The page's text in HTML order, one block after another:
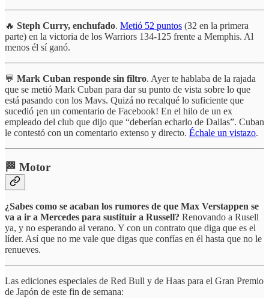
🔥 Steph Curry, enchufado. Metió 52 puntos (32 en la primera
parte) en la victoria de los Warriors 134-125 frente a Memphis. Al
menos él sí ganó.
💬 Mark Cuban responde sin filtro. Ayer te hablaba de la rajada
que se metió Mark Cuban para dar su punto de vista sobre lo que
está pasando con los Mavs. Quizá no recalqué lo suficiente que
sucedió ¡en un comentario de Facebook! En el hilo de un ex
empleado del club que dijo que “deberían echarlo de Dallas”. Cuban
le contestó con un comentario extenso y directo. Échale un vistazo.
🏁 Motor
¿Sabes como se acaban los rumores de que Max Verstappen se
va a ir a Mercedes para sustituir a Russell? Renovando a Rusell
ya, y no esperando al verano. Y con un contrato que diga que es el
líder. Así que no me vale que digas que confías en él hasta que no le
renueves.
Las ediciones especiales de Red Bull y de Haas para el Gran Premio
de Japón de este fin de semana: